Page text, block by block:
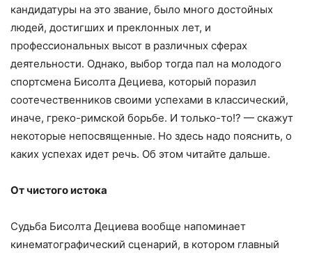
кандидатуры на это звание, было много достойных
людей, достигших и преклонных лет, и
профессиональных высот в различных сферах
деятельности. Однако, выбор тогда пал на молодого
спортсмена Бисолта Дециева, который поразил
соотечественников своими успехами в классический,
иначе, греко-римской борьбе. И только-то!? — скажут
некоторые непосвященные. Но здесь надо пояснить, о
каких успехах идет речь. Об этом читайте дальше.
От чистого истока
Судьба Бисолта Дециева вообще напоминает
кинематографический сценарий, в котором главный